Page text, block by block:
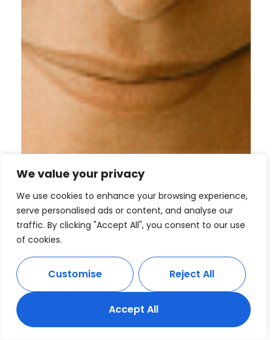
We value your privacy
We use cookies to enhance your browsing experience,
serve personalised ads or content, and analyse our
traffic. By clicking "Accept All", you consent to our use
of cookies.
Customise Reject All
Accept All